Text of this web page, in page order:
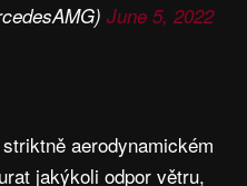
June 5, 2022
aerodynamickém
jakýkoli odpor větru,